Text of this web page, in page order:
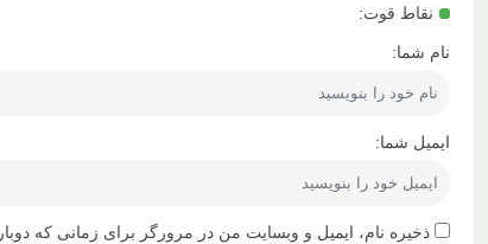
نقاط قوت:
نام شما:
ایمیل شما:
ذخیره نام، ایمیل و وبسایت من در مرورگر برای زمانی که